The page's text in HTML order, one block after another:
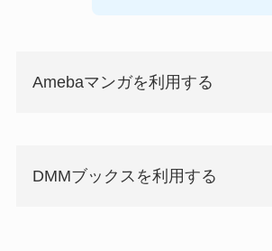
Amebaマンガを利用する
DMMブックスを利用する